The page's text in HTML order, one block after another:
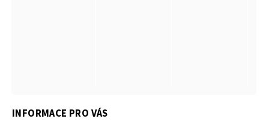
INFORMACE PRO VÁS